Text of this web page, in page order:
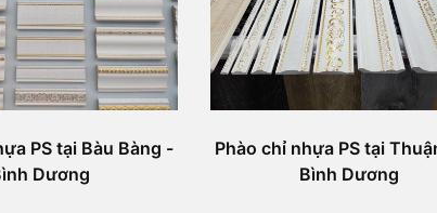
PS tại Bàu Bàng -
Dương
Phào chỉ nhựa PS tại
Bình Dương